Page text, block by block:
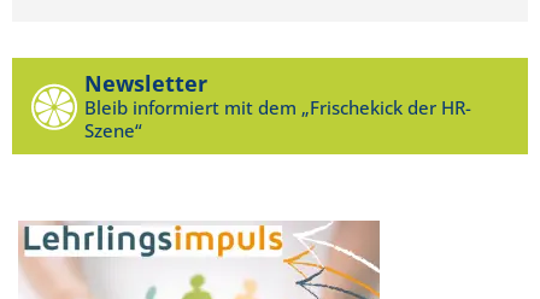
Newsletter
Bleib informiert mit dem „Frischekick der HR-
Szene“